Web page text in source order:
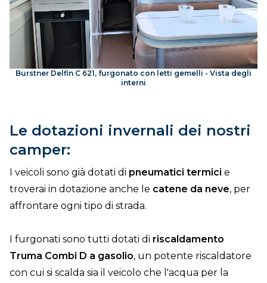
Burstner Delfin C 621, furgonato con letti gemelli - Vista degli
interni
Le dotazioni invernali dei nostri
camper:
I veicoli sono già dotati di pneumatici termici e
troverai in dotazione anche le catene da neve, per
affrontare ogni tipo di strada.
I furgonati sono tutti dotati di riscaldamento
Truma Combi D a gasolio, un potente riscaldatore
con cui si scalda sia il veicolo che l'acqua per la